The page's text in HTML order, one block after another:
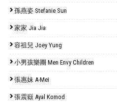
孫燕姿 Stefanie Sun
家家 Jia Jia
容祖兒 Joey Yung
小男孩樂團 Men Envy Children
張惠妹 A-Mei
張震嶽 Ayal Komod